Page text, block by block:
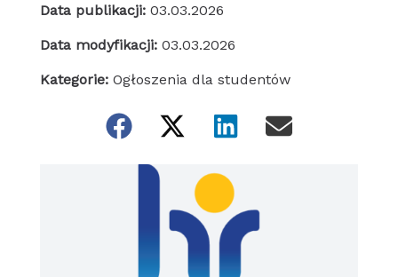
Data publikacji: 03.03.2026
Data modyfikacji: 03.03.2026
Kategorie: Ogłoszenia dla studentów